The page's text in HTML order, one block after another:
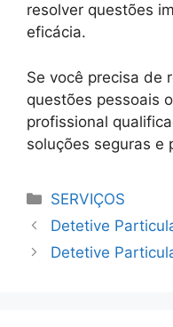
resolver questões
eficácia.
Se você precisa de
questões pessoais
profissional
soluções seguras e
Categorias
SERVIÇOS
Detetive
Detetive